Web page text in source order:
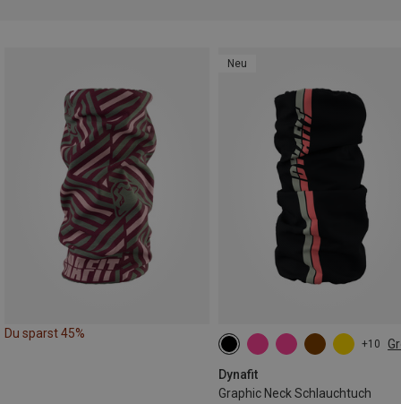
Du sparst 45%
Neu
+10
Dynafit
Graphic Neck Schlauchtuch
ONE SIZE